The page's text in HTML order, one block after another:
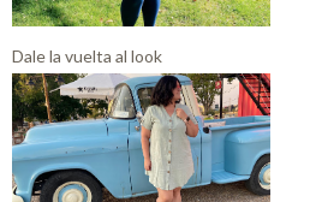
Dale la vuelta al look